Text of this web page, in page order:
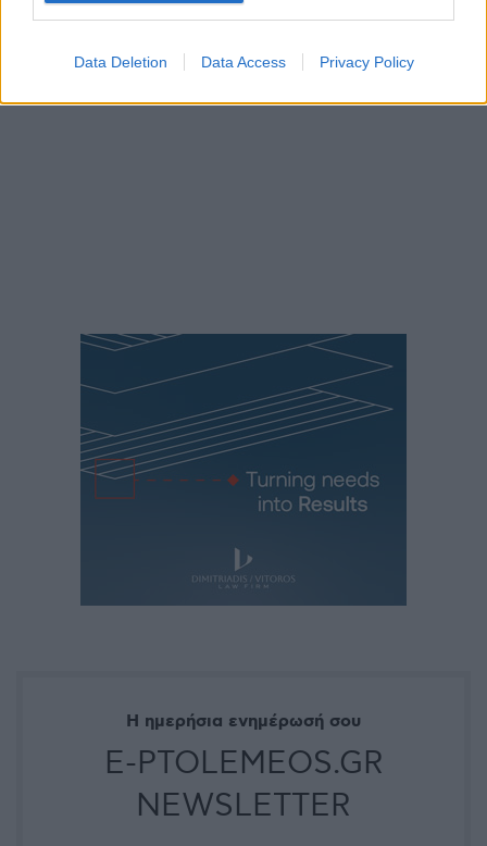
Data Deletion Data Access Privacy Policy
Η ημερήσια ενημέρωσή σου
E-PTOLEMEOS.GR
NEWSLETTER